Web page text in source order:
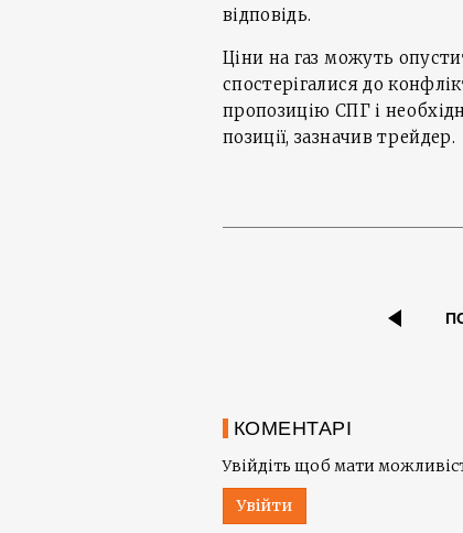
відповідь.
Ціни на газ можуть
спостерігалися до
пропозицію СПГ і
позиції, зазначив трейдер.
КОМЕНТАРІ
Увійдіть щоб мати
Увійти